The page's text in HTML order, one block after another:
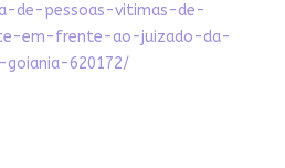
de-pessoas-vitimas-de-
em-frente-ao-juizado-da-
620172/